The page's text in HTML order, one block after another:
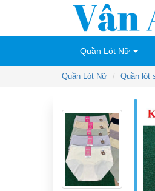
Quần Lót Nữ
Quần Lót Nữ Quần lót